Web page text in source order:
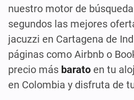
nuestro motor de
segundos las mejores
jacuzzi en Cartagena de
páginas como Airbnb o
precio más barato en tu
en Colombia y disfruta de